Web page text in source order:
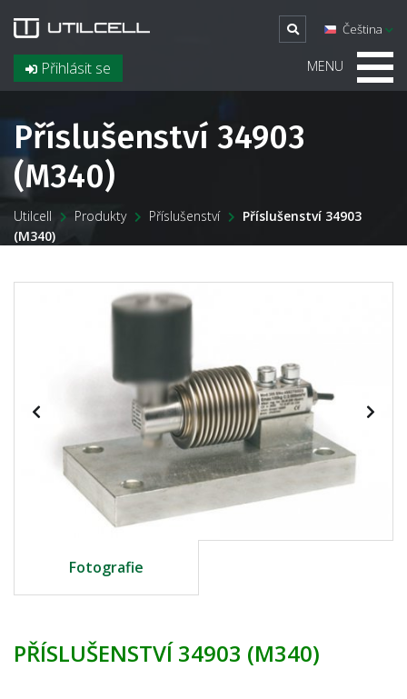
Přihlásit se
Čeština
MENU
Příslušenství 34903
(M340)
Utilcell Produkty Příslušenství
Příslušenství 34903
(M340)
Fotografie
PŘÍSLUŠENSTVÍ 34903 (M340)